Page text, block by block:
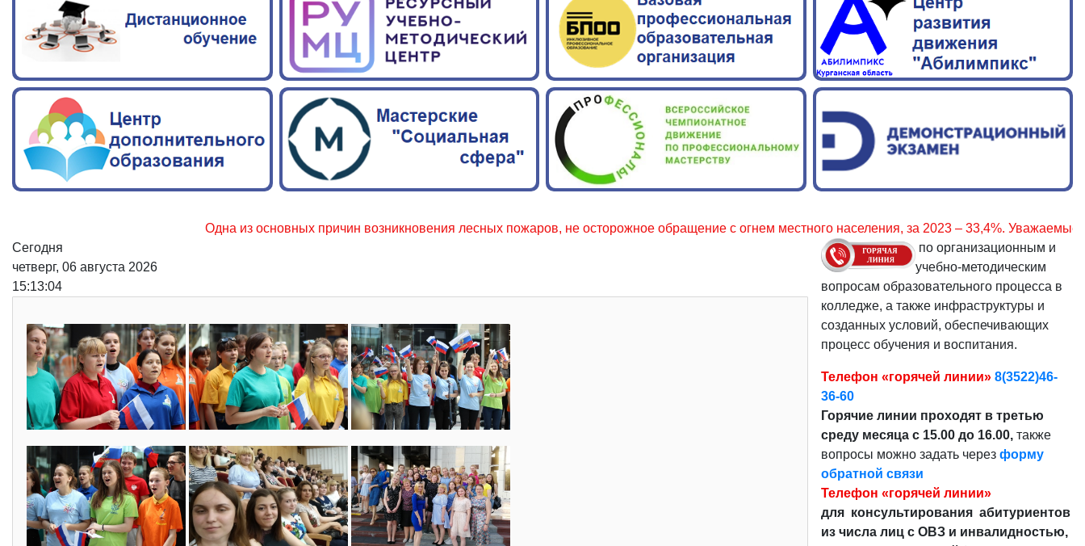
Одна из основных причин возникновения лесных пожаров, не осторожное обращение с огнем местного населения, за 2023 – 33,4%. Уважаемые граждане,
Сегодня
четверг, 06 августа 2026
15:13:05
по организационным и
учебно-методическим
вопросам образовательного процесса в
колледже, а также инфраструктуры и
созданных условий, обеспечивающих
процесс обучения и воспитания.
Телефон «горячей линии» 8(3522)46-
36-60
Горячие линии проходят в третью
среду месяца с 15.00 до 16.00, также
вопросы можно задать через форму
обратной связи
Телефон «горячей линии»
для консультирования абитуриентов
из числа лиц с ОВЗ и инвалидностью,